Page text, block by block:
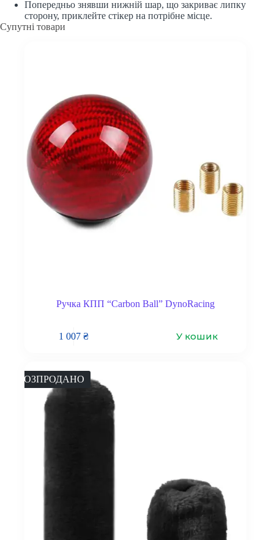
Попередньо знявши нижній шар, що закриває липку
сторону, приклейте стікер на потрібне місце.
Супутні товари
Ручка КПП “Carbon Ball” DynoRacing
1 007₴ У кошик
РОЗПРОДАНО